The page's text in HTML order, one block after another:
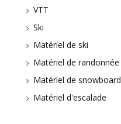
VTT
Ski
Matériel de ski
Matériel de randonnée
Matériel de snowboard
Matériel d'escalade